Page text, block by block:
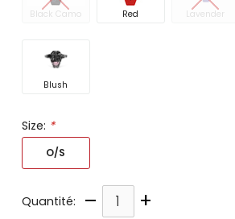
Black Camo Red Lavender
Blush
Size: *
O/S
Quantité: – +